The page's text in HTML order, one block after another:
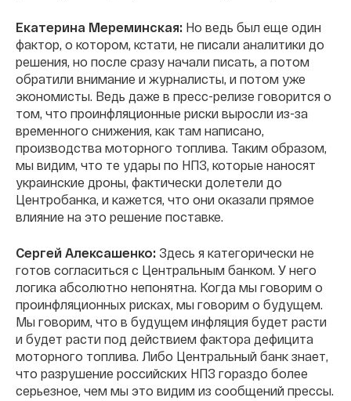
Екатерина Мереминская: Но ведь был еще один
фактор, о котором, кстати, не писали аналитики до
решения, но после сразу начали писать, а потом
обратили внимание и журналисты, и потом уже
экономисты. Ведь даже в пресс-релизе говорится о
том, что проинфляционные риски выросли из-за
временного снижения, как там написано,
производства моторного топлива. Таким образом,
мы видим, что те удары по НПЗ, которые наносят
украинские дроны, фактически долетели до
Центробанка, и кажется, что они оказали прямое
влияние на это решение поставке.
Сергей Алексашенко: Здесь я категорически не
готов согласиться с Центральным банком. У него
логика абсолютно непонятна. Когда мы говорим о
проинфляционных рисках, мы говорим о будущем.
Мы говорим, что в будущем инфляция будет расти
и будет расти под действием фактора дефицита
моторного топлива. Либо Центральный банк знает,
что разрушение российских НПЗ гораздо более
серьезное, чем мы это видим из сообщений прессы.